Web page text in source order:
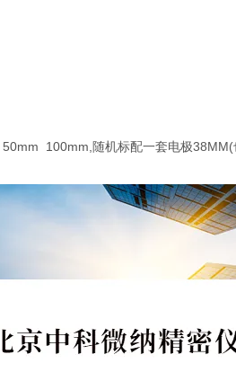
100mm,随机标配一套电极38MM(